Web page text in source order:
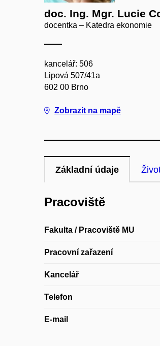
doc. Ing. Mgr. Lucie
docentka – Katedra ekonomie
kancelář: 506
Lipová 507/41a
602 00 Brno
Zobrazit na mapě
Základní údaje
Pracoviště
Fakulta / Pracoviště MU
Pracovní zařazení
Kancelář
Telefon
E-mail